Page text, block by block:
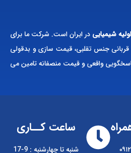
شیمیاییدر ایران است. شرکت ما برای
قربانی جنس تقلبی، قیمت سازی و بدقولی
پاسخگویی واقعی و قیمت منصفانه تامین می
ساعت کــاری
شنبه تا چهارشنبه : 9-17